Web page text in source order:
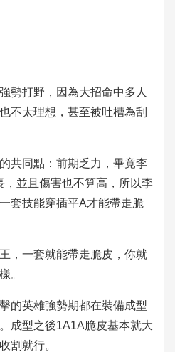
勢打野，因為大招命中多人
不太理想，甚至被吐槽為刮
共同點：前期乏力，畢竟李
，並且傷害也不算高，所以李
套技能穿插平A才能帶走脆
，一套就能帶走脆皮，你就
。
的英雄強勢期都在裝備成型
成型之後1A1A脆皮基本就大
割就行。